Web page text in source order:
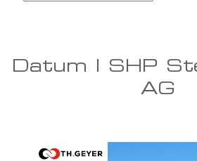
Datum | SHP
AG